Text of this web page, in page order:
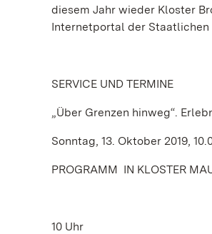
diesem Jahr wieder Kloster
Internetportal der Staatlichen
SERVICE UND TERMINE
„Über Grenzen hinweg“.
Sonntag, 13. Oktober 2019,
PROGRAMM IN KLOSTER
10 Uhr